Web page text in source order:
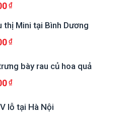
thị Mini tại Bình Dương
bày rau củ hoa quả
lỗ tại Hà Nội